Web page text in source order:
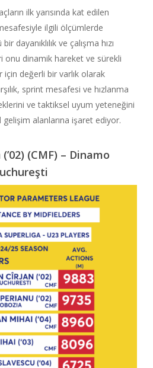
ilk yarısında kat edilen
ilgili ölçümlerde
dayanıklılık ve çalışma hızı
onu dinamik hareket ve sürekli
değerli bir varlık olarak
sprint mesafesi ve hızlanma
ve taktiksel uyum yeteneğini
alanlarına işaret ediyor.
(CMF) – Dinamo